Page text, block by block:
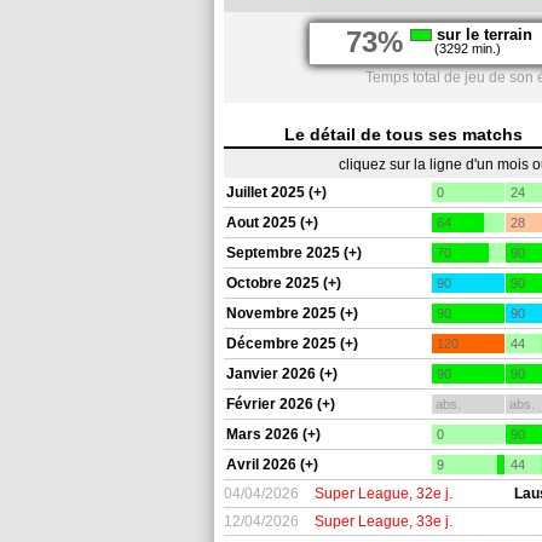
73% sur le terrain
(3292 min.)
Temps total de jeu de son
Le détail de tous ses matchs
cliquez sur la ligne d'un mois
Juillet 2025 (+)
0 24
Aout 2025 (+) 64 28
Septembre 2025 (+) 70 90
Octobre 2025 (+) 90 90
Novembre 2025 (+) 90 90
Décembre 2025 (+) 120 44
Janvier 2026 (+) 90 90
Février 2026 (+) abs. abs.
Mars 2026 (+) 0 90
Avril 2026 (+) 9 44
04/04/2026 Super League, 32e j.
12/04/2026
Super League, 33e j.